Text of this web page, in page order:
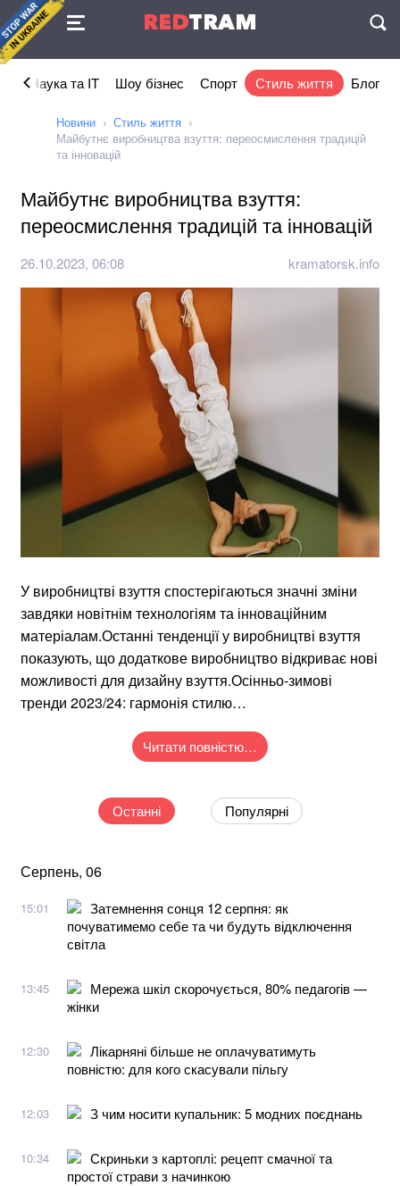
REDTRAM
Угода
Наука та IT Шоу бізнес Спорт Стиль життя Блог
Новини
Стиль життя
Майбутнє виробництва взуття: переосмислення традицій
та інновацій
Майбутнє виробництва взуття:
переосмислення традицій та інновацій
26.10.2023, 06:08 kramatorsk.info
У виробництві взуття спостерігаються значні зміни
завдяки новітнім технологіям та інноваційним
матеріалам.Останні тенденції у виробництві взуття
показують, що додаткове виробництво відкриває нові
можливості для дизайну взуття​​.Осінньо-зимові
тренди 2023/24: гармонія стилю…
Читати повністю…
Останні Популярні
Серпень, 06
15:01
Затемнення сонця 12 серпня: як
почуватимемо себе та чи будуть відключення
світла
13:45
Мережа шкіл скорочується, 80% педагогів —
жінки
12:30
Лікарняні більше не оплачуватимуть
повністю: для кого скасували пільгу
12:03 З чим носити купальник: 5 модних поєднань
10:34
Скриньки з картоплі: рецепт смачної та
простої страви з начинкою